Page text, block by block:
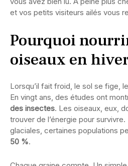
et vos petits visiteurs ailés vous
Pourquoi
oiseaux en
Lorsqu’il fait froid, le sol se fige,
En vingt ans, des études ont
des insectes. Les oiseaux, eux,
trouver de l’énergie pour
glaciales, certaines populations
50 %.